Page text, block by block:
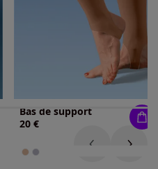
Bas de support
20 €